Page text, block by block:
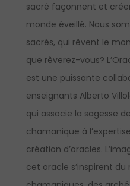
sacré façonnent et
monde éveillé. Nous
sacrés, qui rêvent le
que rêverez-vous?
est une puissante
enseignants Alberto
qui associe la sagesse
chamanique à
création d’oracles.
cet oracle s’inspirent